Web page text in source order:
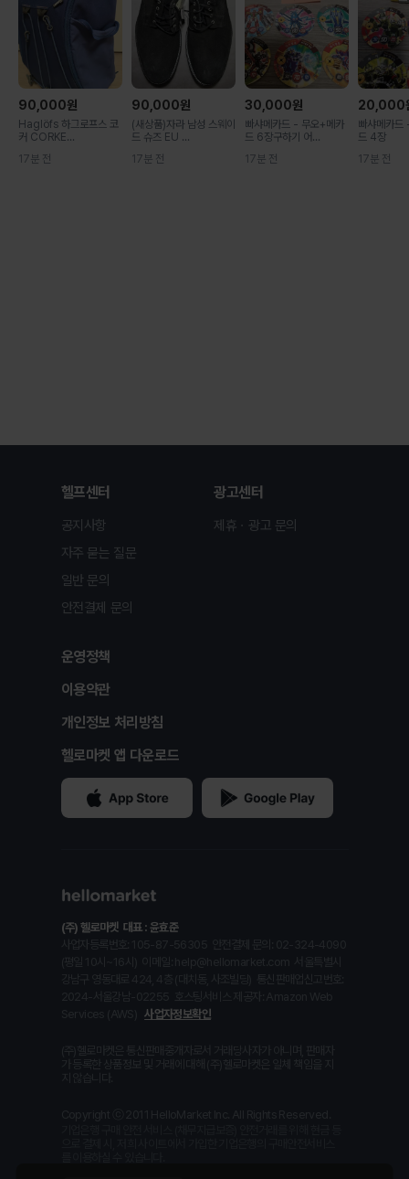
90,000원
Haglöfs 하그로프스 코
커 CORKE...
17분 전
90,000원
(새상품)자라 남성 스웨이
드 슈즈 EU ...
17분 전
30,000원
빠샤메카드 - 무오+메카
드 6장구하기 어...
17분 전
20,000
빠샤메카드
드 4장
17분 전
헬프센터
공지사항
자주 묻는 질문
일반 문의
안전결제 문의
광고센터
제휴ㆍ광고 문의
운영정책
이용약관
개인정보 처리방침
헬로마켓 앱 다운로드
(주) 헬로마켓 대표 : 윤효준
사업자정보확인